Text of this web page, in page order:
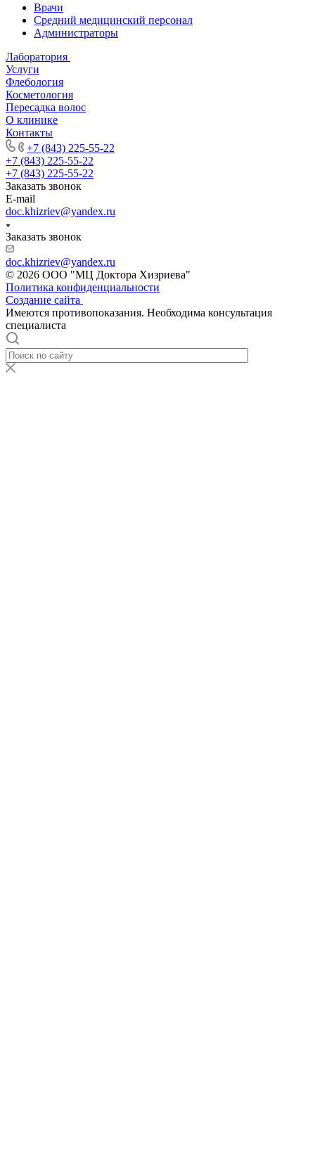
Врачи
Средний медицинский персонал
Администраторы
Лаборатория
Услуги
Флебология
Косметология
Пересадка волос
О клинике
Контакты
+7 (843) 225-55-22
+7 (843) 225-55-22
+7 (843) 225-55-22
Заказать звонок
E-mail
doc.khizriev@yandex.ru
Заказать звонок
doc.khizriev@yandex.ru
© 2026 ООО "МЦ Доктора Хизриева"
Политика конфиденциальности
Создание сайта
Имеются противопоказания. Необходима консультация
специалиста